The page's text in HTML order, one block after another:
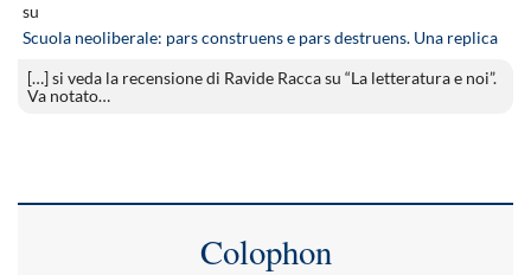
su
Scuola neoliberale: pars construens e pars destruens. Una replica
[…] si veda la recensione di Ravide Racca su “La letteratura e noi”.
Va notato…
Colophon